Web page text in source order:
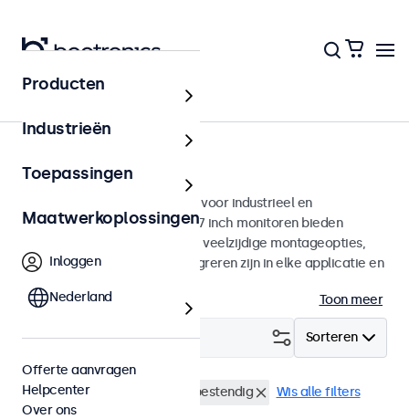
Monitoren
27 inch monitoren
27 inch monitoren ontworpen voor industrieel en
commercieel gebruik. Deze 27 inch monitoren bieden
diverse videoaansluitingen en veelzijdige montageopties,
waarmee ze naadloos te integreren zijn in elke applicatie en
Toon meer
Sorteren
Filter (0)
27 inch monitoren Vandaalbestendig Wis alle filters
Producten
Industrieën
Toepassingen
Maatwerkoplossingen
Inloggen
Nederland
Offerte aanvragen
Helpcenter
Over ons